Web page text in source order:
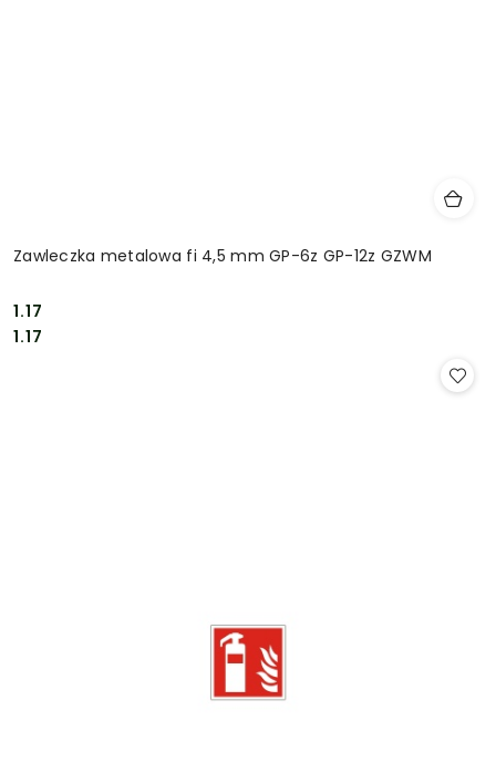
Zawleczka metalowa fi 4,5 mm GP-6z GP-12z GZWM
Cena:
1.17
Cena:
1.17